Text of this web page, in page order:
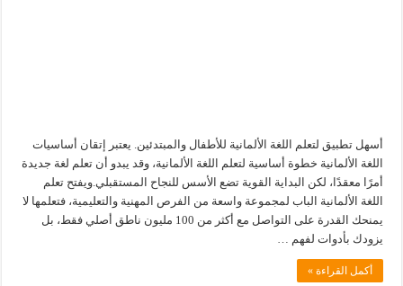
أسهل تطبيق لتعلم اللغة الألمانية للأطفال والمبتدئين. يعتبر إتقان أساسيات
اللغة الألمانية خطوة أساسية لتعلم اللغة الألمانية، وقد يبدو أن تعلم لغة جديدة
أمرًا معقدًا، لكن البداية القوية تضع الأسس للنجاح المستقبلي.ويفتح تعلم
اللغة الألمانية الباب لمجموعة واسعة من الفرص المهنية والتعليمية، فتعلمها لا
يمنحك القدرة على التواصل مع أكثر من 100 مليون ناطق أصلي فقط، بل
يزودك بأدوات لفهم …
أكمل القراءة »